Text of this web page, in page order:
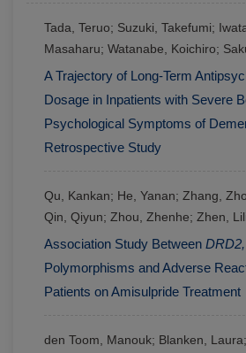
Tada, Teruo; Suzuki, Takefumi;
Masaharu; Watanabe, Koichiro;
A Trajectory of Long-Term
Dosage in Inpatients with Severe
Psychological Symptoms of
Retrospective Study
Qu, Kankan; He, Yanan; Zhang,
Qin, Qiyun; Zhou, Zhenhe; Zhen,
Association Study Between
Polymorphisms and Adverse
Patients on Amisulpride Treatment
den Toom, Manouk; Blanken,